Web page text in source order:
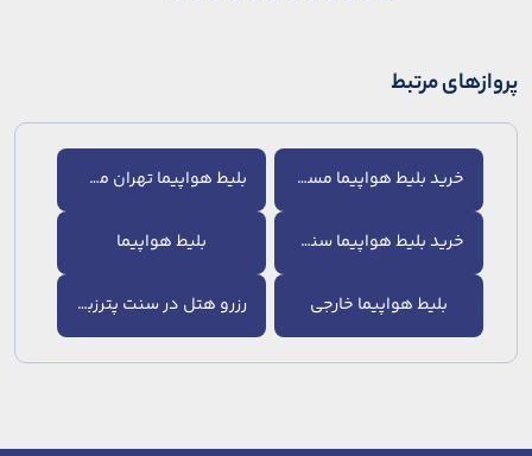
پروازهای مرتبط
خرید بلیط هواپیما مسکو بلیط هواپیما تهران مسکو
خرید بلیط هواپیما سنت پترزبورگ بلیط هواپیما
بلیط هواپیما خارجی رزرو هتل در سنت پترزبورگ